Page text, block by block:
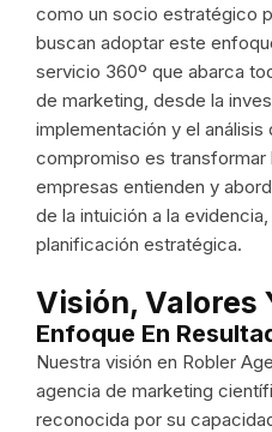
como un socio estratégico
buscan adoptar este
servicio 360º que abarca
de marketing, desde la
implementación y el
compromiso es transformar
empresas entienden y
de la intuición a la
planificación estratégica.
Visión, Valores
Enfoque En
Nuestra visión en Robler
agencia de marketing
reconocida por su